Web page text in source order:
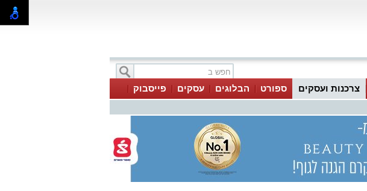
צרכנות ועסקים ספורט הבלוגים עסקים
פייסבוק